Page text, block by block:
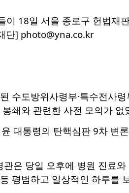
18일 서울 종로구 헌법재
단] photo@yna.co.kr
수도방위사령부·특수전사
쇄와 관련한 사전 모의가 없
대통령의 탄핵심판 9차 변
은 당일 오후에 병원 진료
평범하고 일상적인 하루를